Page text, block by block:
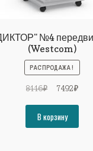
№4
(Westcom)
РАСПРОДАЖА!
8116₽
составляла
8116₽.
7492₽
В корзину